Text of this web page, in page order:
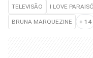
TELEVISÃO I LOVE
BRUNA MARQUEZINE + 14